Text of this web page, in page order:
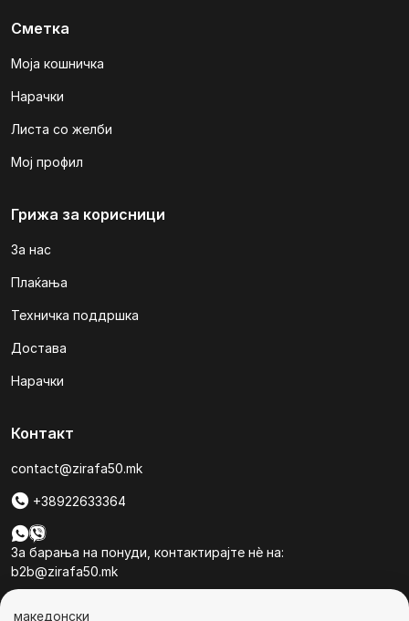
Сметка
Моја кошничка
Нарачки
Листа со желби
Мој профил
Грижа за корисници
За нас
Плаќања
Техничка поддршка
Достава
Нарачки
Контакт
contact@zirafa50.mk
+38922633364
За барања на понуди, контактирајте нѐ на:
b2b@zirafa50.mk
македонски